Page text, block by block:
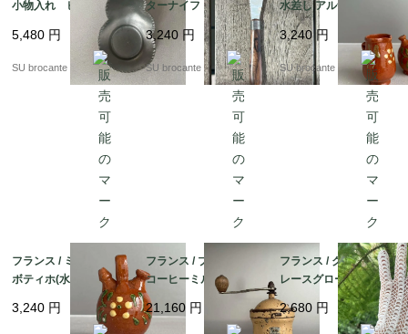
小物入れ ピューター
5,480 円
SU brocante
ターナイフ ハンドメ
イド 木製ハンドル
3,240 円
SU brocante
水差し アルザス・スフ
レンハイム 陶器製
3,240円
SU brocante
フランス / ミニチュア
ボティホ(水飲み壺) ア
ルザス・スフレンハイ
ム 陶器製
3,240 円
フランス / プジョー G1
コーヒーミル
21,160 円
フランス / クロッシェ
レースグローブ 左手
のみ
2,680 円